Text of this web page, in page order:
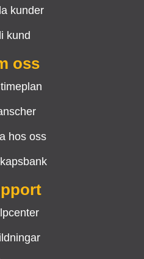
kunder
kund
oss
hos oss